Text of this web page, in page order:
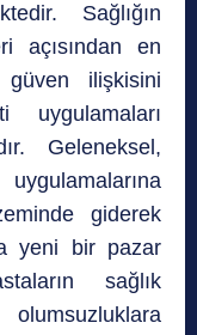
Sağlığın
açısından en
ilişkisini
uygulamaları
Geleneksel,
giderek
yeni bir pazar
sağlık
olumsuzluklara